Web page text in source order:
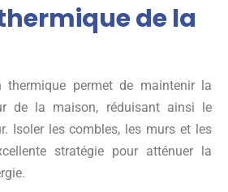
de la
thermique permet de maintenir la
de la maison, réduisant ainsi le
Isoler les combles, les murs et les
stratégie pour atténuer la